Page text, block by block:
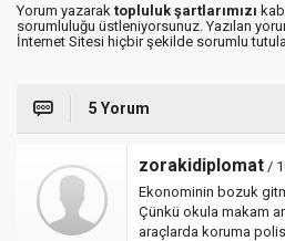
Yorum yazarak topluluk şartlarımızı
sorumluluğu üstleniyorsunuz. Yazılan
İnternet Sitesi hiçbir şekilde sorumlu
5 Yorum
zorakidiplomat /
Ekonominin bozuk
Çünkü okula makam
araçlarda koruma